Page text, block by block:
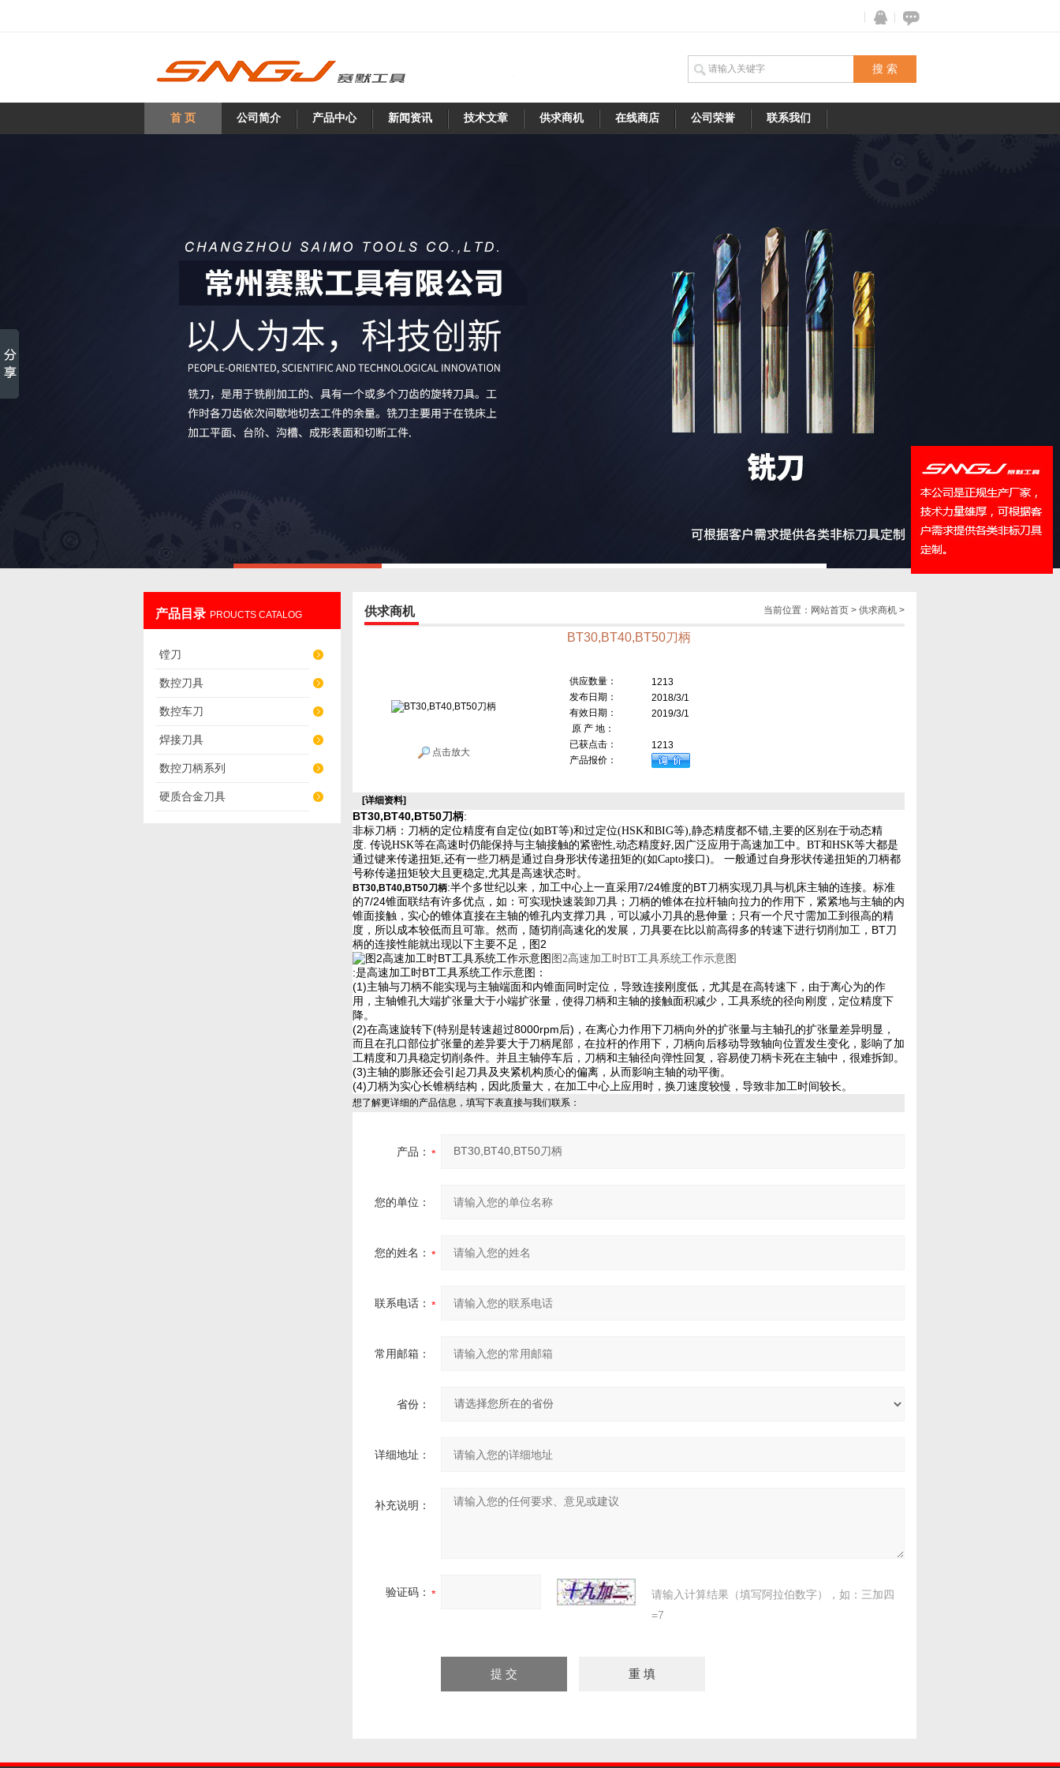
QQ
首 页 公司简介 产品中心 新闻资讯 技术文章 供求商机 在线商店 公司荣誉 联系我们
产品目录 PROUCTS CATALOG
镗刀
数控刀具
数控车刀
焊接刀具
数控刀柄系列
硬质合金刀具
当前位置： 网站首页 > 供求商机 >
供求商机
BT30,BT40,BT50刀柄
点击放大
供应数量：
1213
发布日期：
2018/3/1
有效日期：
2019/3/1
原 产 地：
已获点击：
1213
产品报价：
[详细资料]
BT30,BT40,BT50刀柄:
非标刀柄：刀柄的定位精度有自定位(如BT等)和过定位(HSK和BIG等),静态精度都不错,主要的区别在于动态精
度. 传说HSK等在高速时仍能保持与主轴接触的紧密性,动态精度好, 因广泛应用于高速加工中。 BT和HSK等大都是
通过键来传递扭矩,还有一些刀柄是通过自身形状传递扭矩的(如Capto接口 )。
一般通过自身形状传递扭矩的刀柄都
号称传递扭矩较大且更稳定,尤其是高速状态时。
BT30,BT40,BT50刀柄:半个多世纪以来，加工中心上一直采用7/24锥度的BT刀柄实现刀具与机床主轴的连接。标准
的7/24锥面联结有许多优点，如：可实现快速装卸刀具；刀柄的锥体在拉杆轴向拉力的作用下，紧紧地与主轴的内
锥面接触，实心的锥体直接在主轴的锥孔内支撑刀具，可以减小刀具的悬伸量；只有一个尺寸需加工到很高的精
度，所以成本较低而且可靠。然而，随切削高速化的发展，刀具要在比以前高得多的转速下进行切削加工，BT刀
柄的连接性能就出现以下主要不足，图2
图2高速加工时BT工具系统工作示意图
:是高速加工时BT工具系统工作示意图：
(1)主轴与刀柄不能实现与主轴端面和内锥面同时定位，导致连接刚度低，尤其是在高转速下，由于离心为的作
用，主轴锥孔大端扩张量大于小端扩张量，使得刀柄和主轴的接触面积减少，工具系统的径向刚度，定位精度下
降。
(2)在高速旋转下(特别是转速超过8000rpm后)，在离心力作用下刀柄向外的扩张量与主轴孔的扩张量差异明显，
而且在孔口部位扩张量的差异要大于刀柄尾部，在拉杆的作用下，刀柄向后移动导致轴向位置发生变化，影响了加
工精度和刀具稳定切削条件。并且主轴停车后，刀柄和主轴径向弹性回复，容易使刀柄卡死在主轴中，很难拆卸。
(3)主轴的膨胀还会引起刀具及夹紧机构质心的偏离，从而影响主轴的动平衡。
(4)刀柄为实心长锥柄结构，因此质量大，在加工中心上应用时，换刀速度较慢，导致非加工时间较长。
想了解更详细的产品信息，填写下表直接与我们联系：
产品：
您的单位：
您的姓名：
联系电话：
常用邮箱：
省份：
详细地址：
补充说明：
验证码：
请输入计算结果（填写阿拉伯数字），如：三加四
=7